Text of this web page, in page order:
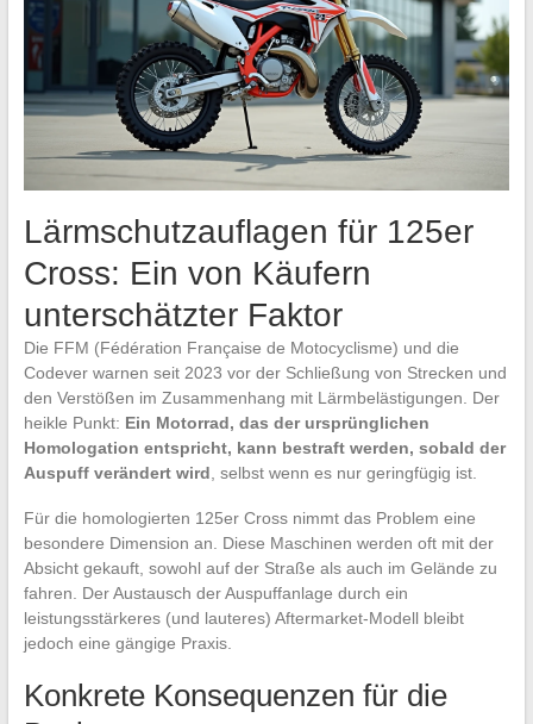
Lärmschutzauflagen für 125er
Cross: Ein von Käufern
unterschätzter Faktor
Die FFM (Fédération Française de Motocyclisme) und die
Codever warnen seit 2023 vor der Schließung von Strecken und
den Verstößen im Zusammenhang mit Lärmbelästigungen. Der
heikle Punkt: Ein Motorrad, das der ursprünglichen
Homologation entspricht, kann bestraft werden, sobald der
Auspuff verändert wird , selbst wenn es nur geringfügig ist.
Für die homologierten 125er Cross nimmt das Problem eine
besondere Dimension an. Diese Maschinen werden oft mit der
Absicht gekauft, sowohl auf der Straße als auch im Gelände zu
fahren. Der Austausch der Auspuffanlage durch ein
leistungsstärkeres (und lauteres) Aftermarket-Modell bleibt
jedoch eine gängige Praxis.
Konkrete Konsequenzen für die